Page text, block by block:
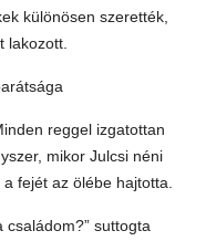
különösen szerették,
lakozott.
reggel izgatottan
mikor Julcsi néni
fejét az ölébe hajtotta.
családom?” suttogta